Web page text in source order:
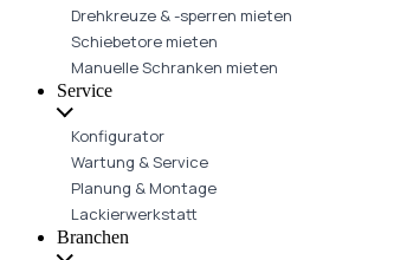
Drehkreuze & -sperren mieten
Schiebetore mieten
Manuelle Schranken mieten
Service
Konfigurator
Wartung & Service
Planung & Montage
Lackierwerkstatt
Branchen